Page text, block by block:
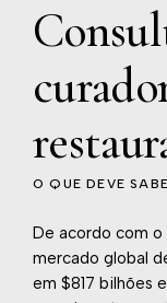
O QUE DEVE
De acordo com
mercado global
em $817 bilhões